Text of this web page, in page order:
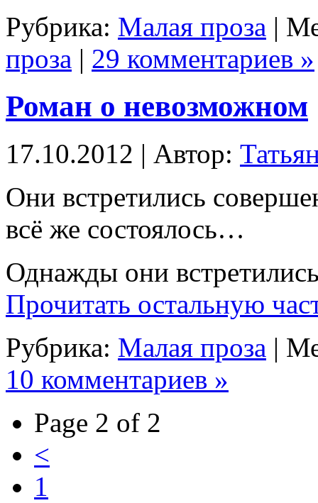
Рубрика: Малая проза |
проза | 29 комментариев »
Роман о невозможном
17.10.2012 | Автор:
Они встретились
всё же состоялось…
Однажды они
Прочитать остальную
Рубрика: Малая проза |
10 комментариев »
Page 2 of 2
<
1